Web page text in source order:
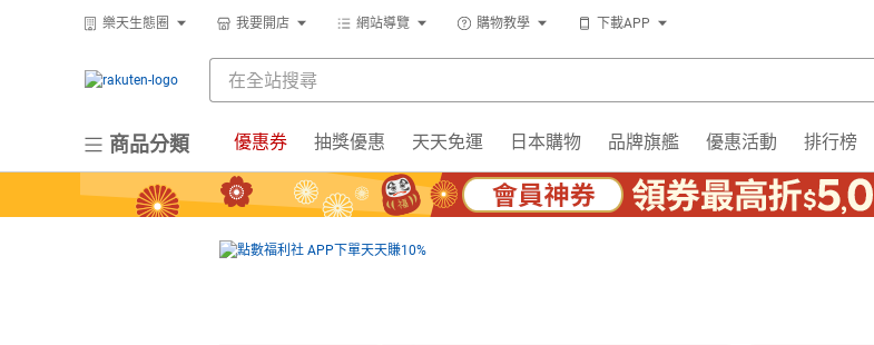
樂天生態圈 我要開店 網站導覽 購物教學 下載APP
商品分類 優惠券 抽獎優惠 天天免運 日本購物 品牌旗艦 優惠活動 排行榜